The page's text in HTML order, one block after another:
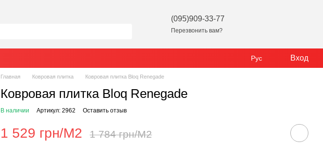
(095)909-33-77
Перезвонить вам?
Рус Вход
Главная Ковровая плитка Ковровая плитка Bloq Renegade
Ковровая плитка Bloq Renegade
В наличии Артикул: 2962 Оставить отзыв
1 529 грн/М2 1 784 грн/М2